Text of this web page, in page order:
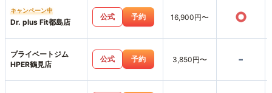
キャンペーン中
Dr. plus Fit都島店
公式 予約 16,900円〜 ○
プライベートジム
HPER鶴見店
公式 予約 3,850円〜 -